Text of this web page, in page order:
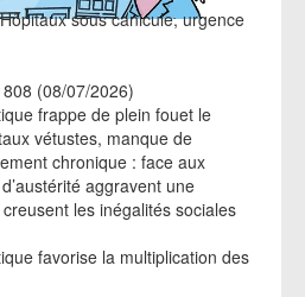
sous canicule, urgence
808 (08/07/2026)
frappe de plein fouet le
vétustes, manque de
chronique : face aux
aggravent une
les inégalités sociales
favorise la multiplication des